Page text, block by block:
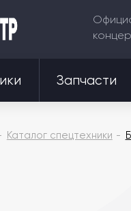
Запчасти
Каталог спецтехники